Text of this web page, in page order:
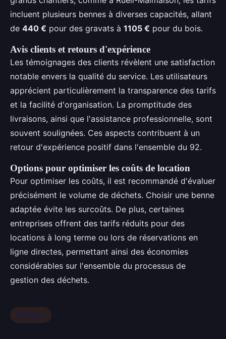
incluent plusieurs bennes à diverses capacités, allant
de 440 € pour des gravats à 1105 € pour du bois.
Avis clients et retours d'expérience
Les témoignages des clients révèlent une satisfaction
notable envers la qualité du service. Les utilisateurs
apprécient particulièrement la transparence des tarifs
et la facilité d'organisation. La promptitude des
livraisons, ainsi que l'assistance professionnelle, sont
souvent soulignées. Ces aspects contribuent à un
retour d'expérience positif dans l'ensemble du 92.
Options pour optimiser les coûts de location
Pour optimiser les coûts, il est recommandé d'évaluer
précisément le volume de déchets. Choisir une benne
adaptée évite les surcoûts. De plus, certaines
entreprises offrent des tarifs réduits pour des
locations à long terme ou lors de réservations en
ligne directes, permettant ainsi des économies
considérables sur l'ensemble du processus de
gestion des déchets.
Services